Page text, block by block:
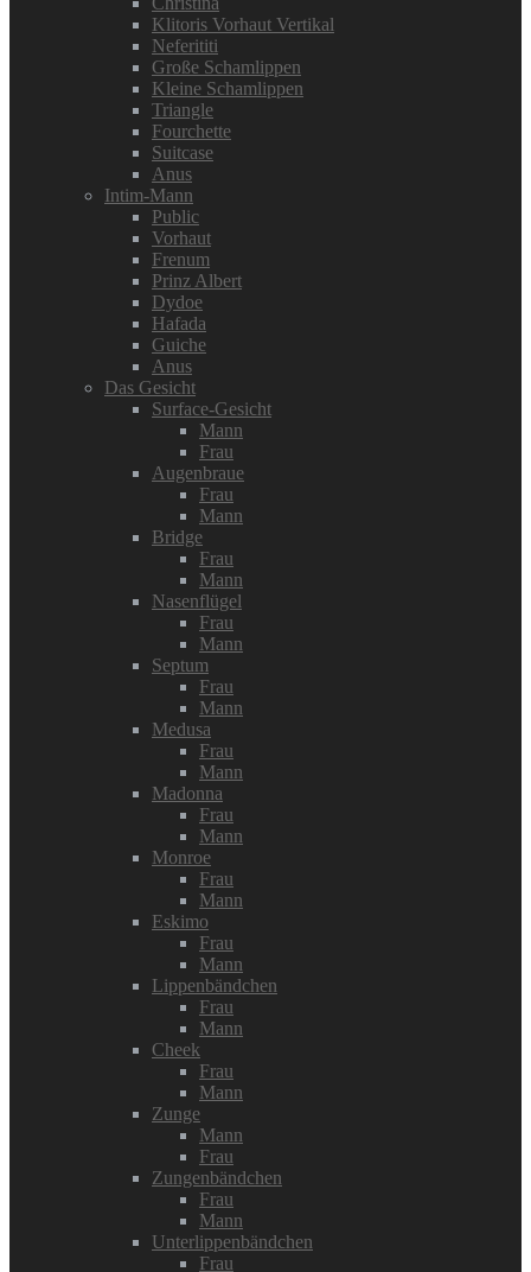
Klitoris Vorhaut Vertikal
Neferititi
Große Schamlippen
Kleine Schamlippen
Triangle
Fourchette
Suitcase
Anus
Intim-Mann
Public
Vorhaut
Frenum
Prinz Albert
Dydoe
Hafada
Guiche
Anus
Das Gesicht
Surface-Gesicht
Mann
Frau
Augenbraue
Frau
Mann
Bridge
Frau
Mann
Nasenflügel
Frau
Mann
Septum
Frau
Mann
Medusa
Frau
Mann
Madonna
Frau
Mann
Monroe
Frau
Mann
Eskimo
Frau
Mann
Lippenbändchen
Frau
Mann
Cheek
Frau
Mann
Zunge
Mann
Frau
Zungenbändchen
Frau
Mann
Unterlippenbändchen
Frau